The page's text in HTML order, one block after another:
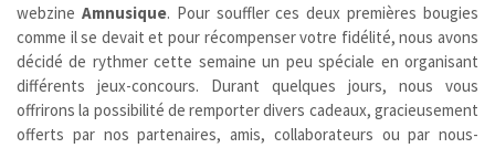
webzine Amnusique. Pour souffler ces deux premières bougies
comme il se devait et pour récompenser votre fidélité, nous avons
décidé de rythmer cette semaine un peu spéciale en organisant
différents jeux-concours. Durant quelques jours, nous vous
offrirons la possibilité de remporter divers cadeaux, gracieusement
offerts par nos partenaires, amis, collaborateurs ou par nous-